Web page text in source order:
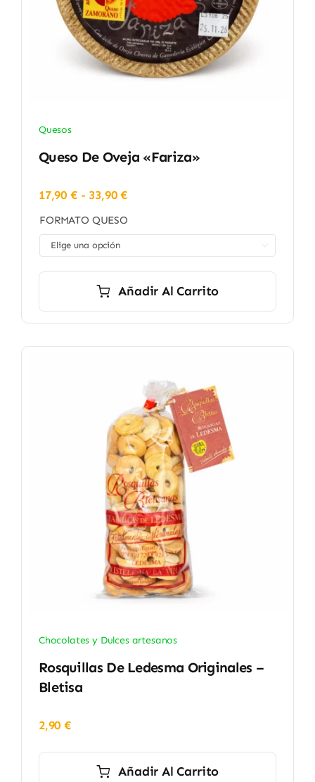
Quesos
Queso De Oveja «Fariza»
17,90 € - 33,90€Rango
precios:
desde
FORMATO QUESO
Añadir Al Carrito
Chocolates y Dulces artesanos
Rosquillas De Ledesma Originales –
Bletisa
2,90€
Añadir Al Carrito